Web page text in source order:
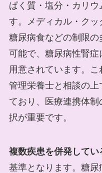
ぱく質・塩分・カリ
す。メディカル・ク
糖尿病食などの制限
可能で、糖尿病性腎
用意されています。
管理栄養士と相談の
ており、医療連携体
択が重要です。
複数疾患を併発してい
基準となります。糖